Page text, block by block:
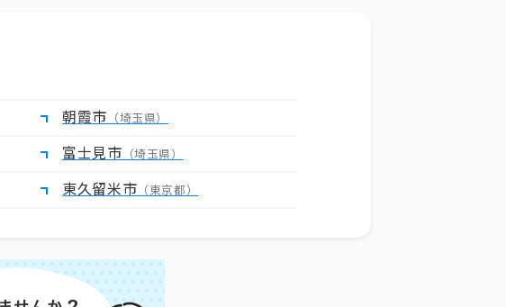
朝霞市 （埼玉県）
富士見市 （埼玉県）
東久留米市 （東京都）